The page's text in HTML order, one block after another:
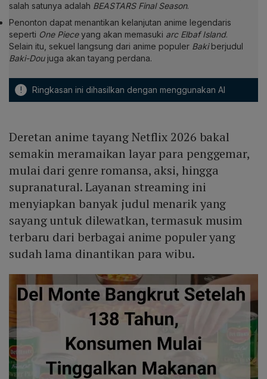
salah satunya adalah BEASTARS Final Season.
Penonton dapat menantikan kelanjutan anime legendaris
seperti One Pieceyang akan memasuki arc Elbaf Island.
Selain itu, sekuel langsung dari anime populer Bakiberjudul
Baki-Doujuga akan tayang perdana.
! Ringkasan ini dihasilkan dengan menggunakan AI
Deretan anime tayang Netflix 2026 bakal
semakin meramaikan layar para penggemar,
mulai dari genre romansa, aksi, hingga
supranatural. Layanan streaming ini
menyiapkan banyak judul menarik yang
sayang untuk dilewatkan, termasuk musim
terbaru dari berbagai anime populer yang
sudah lama dinantikan para wibu.